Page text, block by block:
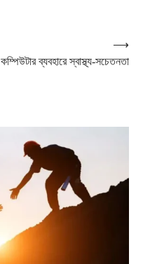
কম্পিউটার ব্যবহারে স্বাস্থ্য-সচেতনতা
⟶